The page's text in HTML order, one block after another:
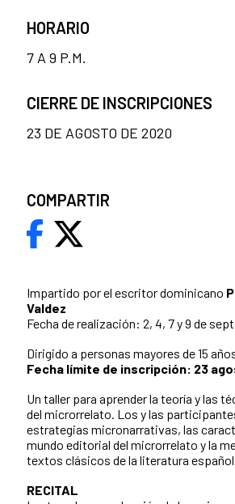
Impartido por el escritor dominicano
Valdez
Fecha de realización: 2, 4, 7 y 9 de
Dirigido a personas mayores de 15
Fecha límite de inscripción: 23
Un taller para aprender la teoría y las
del microrrelato. Los y las
estrategias micronarrativas, las
mundo editorial del microrrelato y la
textos clásicos de la literatura
RECITAL
HORARIO
7 A 9 P.M.
CIERRE DE INSCRIPCIONES
23 DE AGOSTO DE 2020
COMPARTIR